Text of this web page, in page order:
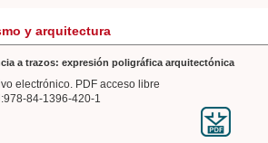
y arquitectura
a trazos: expresión poligráfica arquitectónica
electrónico. PDF acceso libre
84-1396-420-1